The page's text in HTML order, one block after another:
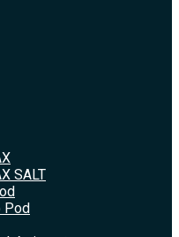
SALT
Pod